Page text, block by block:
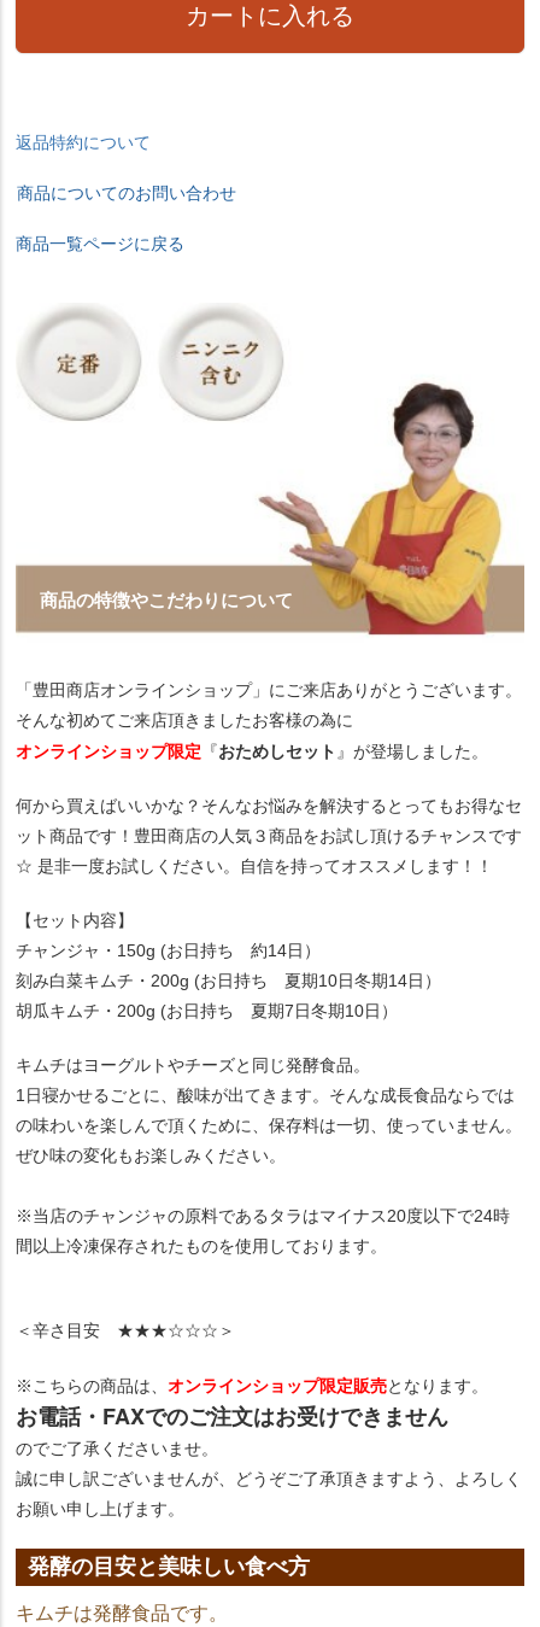
カートに入れる
返品特約について
商品についてのお問い合わせ
商品一覧ページに戻る
商品の特徴やこだわりについて
「豊田商店オンラインショップ」にご来店ありがとうございます。
そんな初めてご来店頂きましたお客様の為に
オンラインショップ限定 『おためしセット 』が登場しました。
何から買えばいいかな？そんなお悩みを解決するとってもお得なセ
ット商品です！豊田商店の人気３商品をお試し頂けるチャンスです
☆ 是非一度お試しください。自信を持ってオススメします！！
【セット内容】
チャンジャ・150g (お日持ち 約14日）
刻み白菜キムチ・200g (お日持ち 夏期10日冬期14日）
胡瓜キムチ・200g (お日持ち 夏期7日冬期10日）
キムチはヨーグルトやチーズと同じ発酵食品。
1日寝かせるごとに、酸味が出てきます。そんな成長食品ならでは
の味わいを楽しんで頂くために、保存料は一切、使っていません。
ぜひ味の変化もお楽しみください。
※当店のチャンジャの原料であるタラはマイナス20度以下で24時
間以上冷凍保存されたものを使用しております。
＜辛さ目安 ★★★☆☆☆＞
※こちらの商品は、オンラインショップ限定販売となります。
お電話・FAXでのご注文はお受けできません
のでご了承くださいませ。
誠に申し訳ございませんが、どうぞご了承頂きますよう、よろしく
お願い申し上げます。
発酵の目安と美味しい食べ方
キムチは発酵食品です。